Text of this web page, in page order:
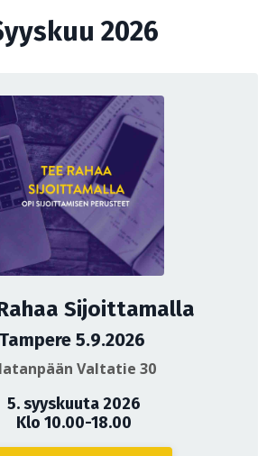
2026
Sijoittamalla
Tampere 5.9.2026
Valtatie 30
5. syyskuuta 2026
Klo 10.00-18.00